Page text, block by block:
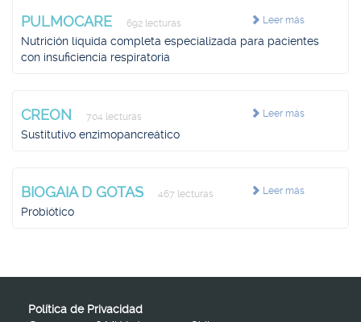
Leer más
PULMOCARE 692 lecturas
Nutrición líquida completa especializada para pacientes
con insuficiencia respiratoria
Leer más
CREON 704 lecturas
Sustitutivo enzimopancreático
Leer más
BIOGAIA D GOTAS 467 lecturas
Probiótico
Política de Privacidad